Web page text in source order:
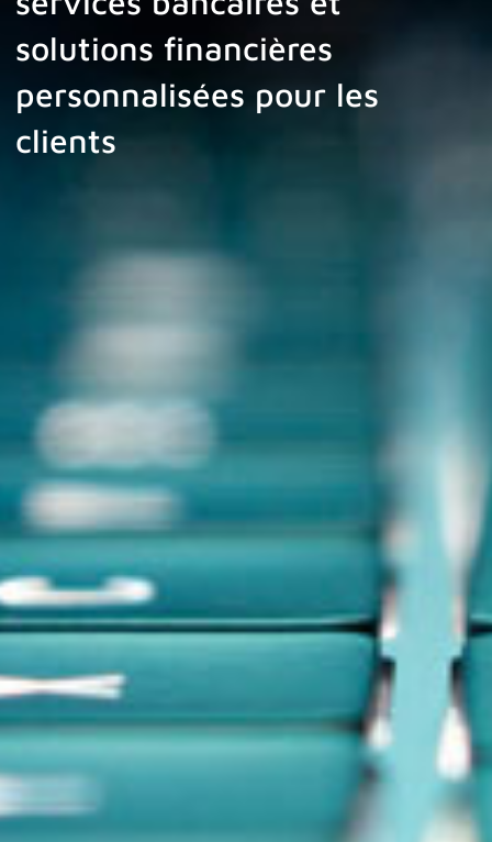
solutions financières
personnalisées pour les
clients